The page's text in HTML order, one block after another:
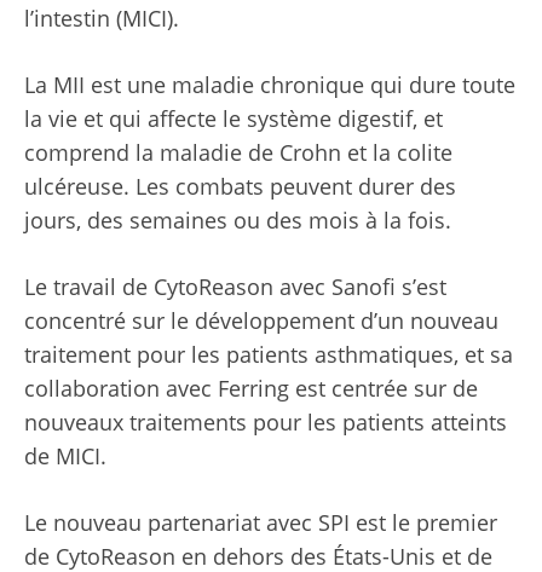
l’intestin (MICI).
La MII est une maladie chronique qui dure toute
la vie et qui affecte le système digestif, et
comprend la maladie de Crohn et la colite
ulcéreuse. Les combats peuvent durer des
jours, des semaines ou des mois à la fois.
Le travail de CytoReason avec Sanofi s’est
concentré sur le développement d’un nouveau
traitement pour les patients asthmatiques, et sa
collaboration avec Ferring est centrée sur de
nouveaux traitements pour les patients atteints
de MICI.
Le nouveau partenariat avec SPI est le premier
de CytoReason en dehors des États-Unis et de